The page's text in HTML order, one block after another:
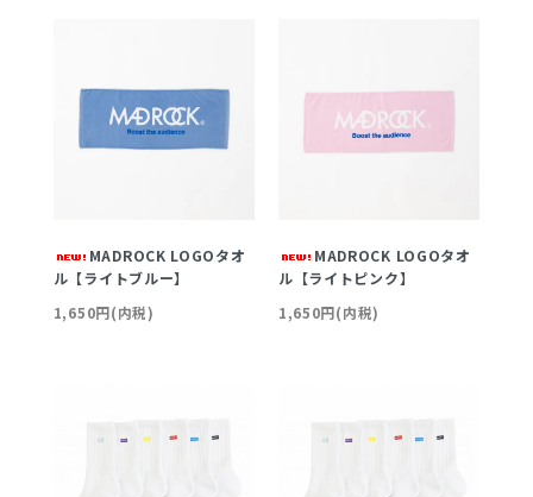
MADROCK LOGOタオ
ル【ライトブルー】
1,650円(内税)
MADROCK LOGOタオ
ル【ライトピンク】
1,650円(内税)